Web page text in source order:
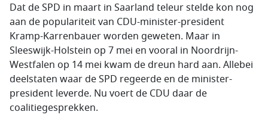
Dat de SPD in maart in Saarland teleur stelde kon nog
aan de populariteit van CDU-minister-president
Kramp-Karrenbauer worden geweten. Maar in
Sleeswijk-Holstein op 7 mei en vooral in Noordrijn-
Westfalen op 14 mei kwam de dreun hard aan. Allebei
deelstaten waar de SPD regeerde en de minister-
president leverde. Nu voert de CDU daar de
coalitiegesprekken.